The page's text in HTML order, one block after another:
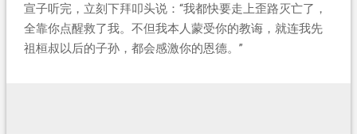
宣子听完，立刻下拜叩头说：“我都快要走上歪路灭亡了，
全靠你点醒救了我。不但我本人蒙受你的教诲，就连我先
祖桓叔以后的子孙，都会感激你的恩德。”